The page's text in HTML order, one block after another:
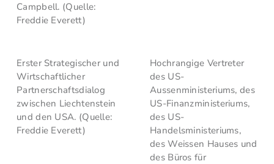
Campbell. (Quelle:
Freddie Everett)
Erster Strategischer und
Wirtschaftlicher
Partnerschaftsdialog
zwischen Liechtenstein
und den USA. (Quelle:
Freddie Everett)
Hochrangige Vertreter
des US-
Aussenministeriums, des
US-Finanzministeriums,
des US-
Handelsministeriums,
des Weissen Hauses und
des Büros für